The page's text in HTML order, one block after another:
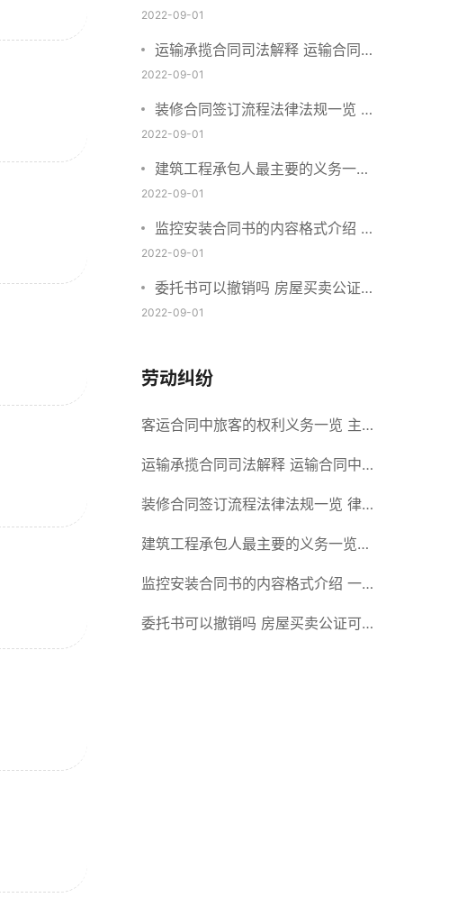
要包括这些内容
2022-09-01
运输承揽合同司法解释 运输合同中
承运人的义务有哪些
2022-09-01
装修合同签订流程法律法规一览 律
师解答
2022-09-01
建筑工程承包人最主要的义务一览
承包合同内容介绍
2022-09-01
监控安装合同书的内容格式介绍 一
般包括这些条款
2022-09-01
委托书可以撤销吗 房屋买卖公证可
否撤销
2022-09-01
劳动纠纷
客运合同中旅客的权利义务一览 主
要包括这些内容
运输承揽合同司法解释 运输合同中
承运人的义务有哪些
装修合同签订流程法律法规一览 律
师解答
建筑工程承包人最主要的义务一览
承包合同内容介绍
监控安装合同书的内容格式介绍 一
般包括这些条款
委托书可以撤销吗 房屋买卖公证可